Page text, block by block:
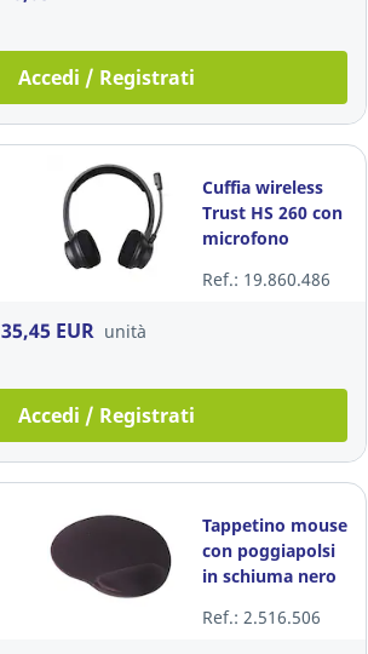
Accedi / Registrati
Cuffia wireless
Trust HS 260 con
microfono
Ref.: 19.860.486
35,45 EUR unità
Accedi / Registrati
Tappetino mouse
con poggiapolsi
in schiuma nero
Ref.: 2.516.506